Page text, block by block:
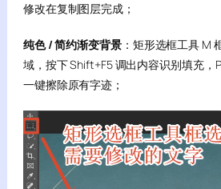
修改在复制图层完成；
纯色 / 简约渐变背景：矩形选框工具 M
域，按下 Shift+F5 调出内容识别填充，
一键擦除原有字迹；